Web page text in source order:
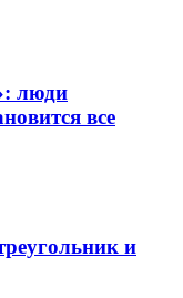
люди
все
и